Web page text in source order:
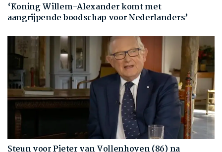
‘Koning Willem-Alexander komt met
aangrijpende boodschap voor Nederlanders’